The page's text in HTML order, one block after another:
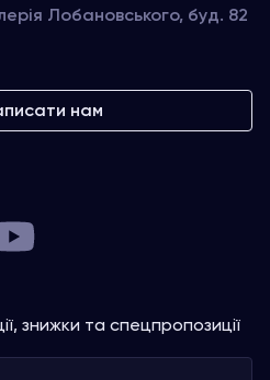
Лобановського, буд. 82
нам
знижки та спецпропозиції